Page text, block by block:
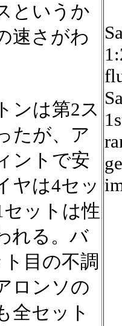
というか
速さがわ
ンは第2ス
たが、ア
ントで安
ヤは4セッ
セットは性
れる。バ
目の不調
ロンソの
全セット